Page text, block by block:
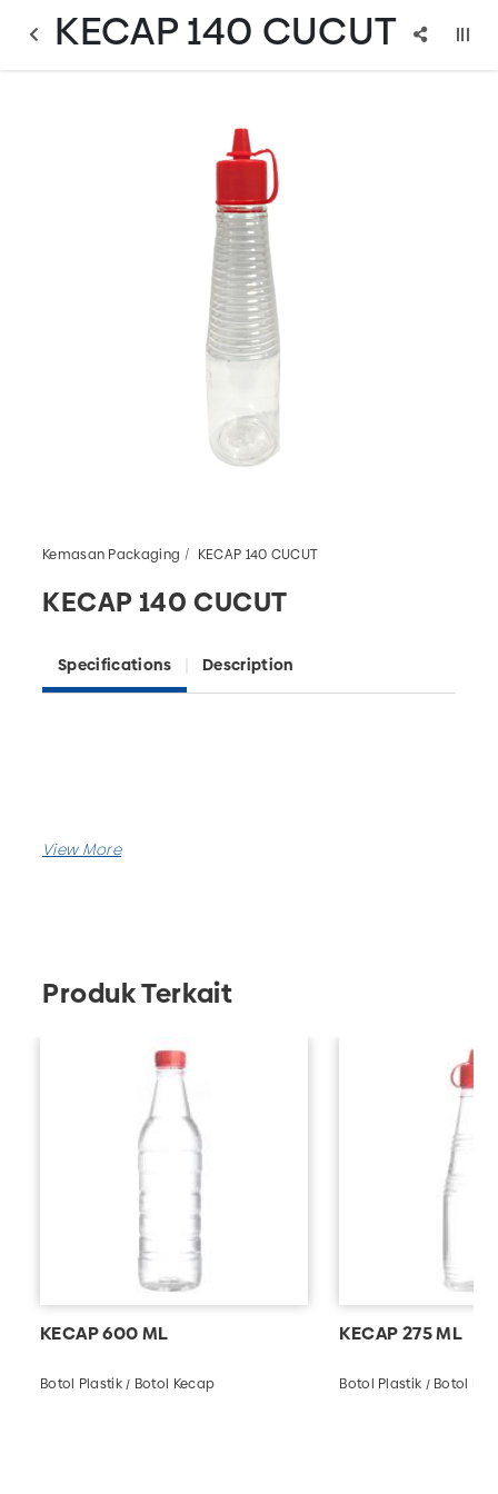
KECAP 140 CUCUT
Kemasan Packaging KECAP 140 CUCUT
KECAP 140 CUCUT
Specifications Description
Produk Terkait
KECAP 600 ML
Botol Plastik / Botol Kecap
KECAP 275 ML
Botol Plastik / Botol